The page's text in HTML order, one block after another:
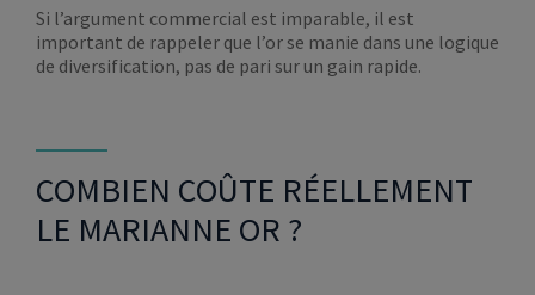
Si l’argument commercial est imparable, il est
important de rappeler que l’or se manie dans une logique
de diversification, pas de pari sur un gain rapide.
COMBIEN COÛTE RÉELLEMENT
LE MARIANNE OR ?